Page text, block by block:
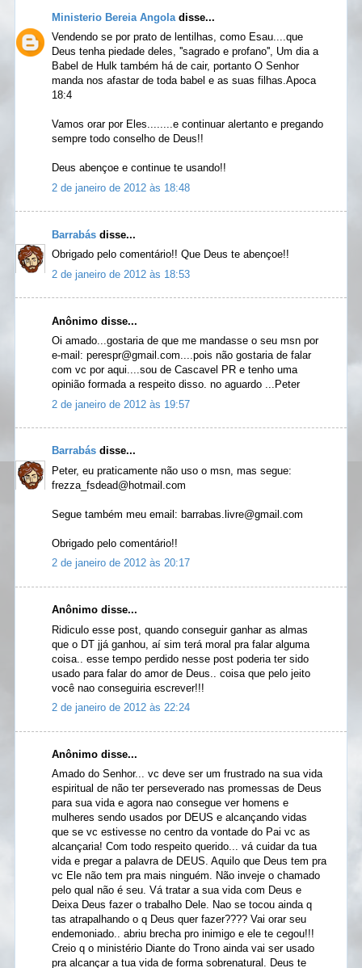
Ministerio Bereia Angola disse...
Vendendo se por prato de lentilhas, como Esau....que
Deus tenha piedade deles, ''sagrado e profano'', Um dia a
Babel de Hulk também há de cair, portanto O Senhor
manda nos afastar de toda babel e as suas filhas.Apoca
18:4
Vamos orar por Eles........e continuar alertanto e pregando
sempre todo conselho de Deus!!
Deus abençoe e continue te usando!!
2 de janeiro de 2012 às 18:48
Barrabás disse...
Obrigado pelo comentário!! Que Deus te abençoe!!
2 de janeiro de 2012 às 18:53
Anônimo disse...
Oi amado...gostaria de que me mandasse o seu msn por
e-mail: perespr@gmail.com....pois não gostaria de falar
com vc por aqui....sou de Cascavel PR e tenho uma
opinião formada a respeito disso. no aguardo ...Peter
2 de janeiro de 2012 às 19:57
Barrabás disse...
Peter, eu praticamente não uso o msn, mas segue:
frezza_fsdead@hotmail.com
Segue também meu email: barrabas.livre@gmail.com
Obrigado pelo comentário!!
2 de janeiro de 2012 às 20:17
Anônimo disse...
Ridiculo esse post, quando conseguir ganhar as almas
que o DT jjá ganhou, aí sim terá moral pra falar alguma
coisa.. esse tempo perdido nesse post poderia ter sido
usado para falar do amor de Deus.. coisa que pelo jeito
você nao conseguiria escrever!!!
2 de janeiro de 2012 às 22:24
Anônimo disse...
Amado do Senhor... vc deve ser um frustrado na sua vida
espiritual de não ter perseverado nas promessas de Deus
para sua vida e agora nao consegue ver homens e
mulheres sendo usados por DEUS e alcançando vidas
que se vc estivesse no centro da vontade do Pai vc as
alcançaria! Com todo respeito querido... vá cuidar da tua
vida e pregar a palavra de DEUS. Aquilo que Deus tem pra
vc Ele não tem pra mais ninguém. Não inveje o chamado
pelo qual não é seu. Vá tratar a sua vida com Deus e
Deixa Deus fazer o trabalho Dele. Nao se tocou ainda q
tas atrapalhando o q Deus quer fazer???? Vai orar seu
endemoniado.. abriu brecha pro inimigo e ele te cegou!!!
Creio q o ministério Diante do Trono ainda vai ser usado
pra alcançar a tua vida de forma sobrenatural. Deus te